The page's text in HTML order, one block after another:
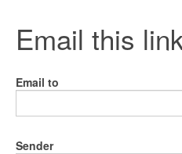
Email this
Email to
Sender